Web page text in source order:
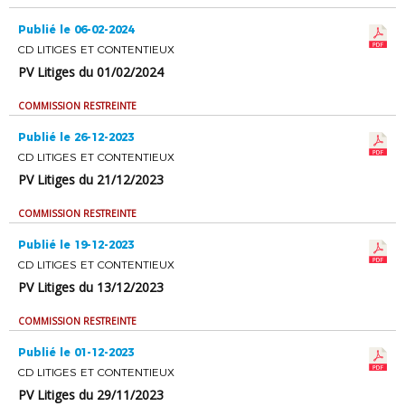
Publié le 06-02-2024
CD LITIGES ET CONTENTIEUX
PV Litiges du 01/02/2024
COMMISSION RESTREINTE
Publié le 26-12-2023
CD LITIGES ET CONTENTIEUX
PV Litiges du 21/12/2023
COMMISSION RESTREINTE
Publié le 19-12-2023
CD LITIGES ET CONTENTIEUX
PV Litiges du 13/12/2023
COMMISSION RESTREINTE
Publié le 01-12-2023
CD LITIGES ET CONTENTIEUX
PV Litiges du 29/11/2023